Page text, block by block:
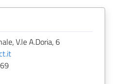
V.le A.Doria, 6